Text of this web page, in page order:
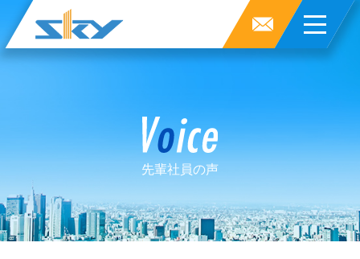
先輩社員の声